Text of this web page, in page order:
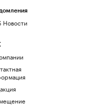
Новости